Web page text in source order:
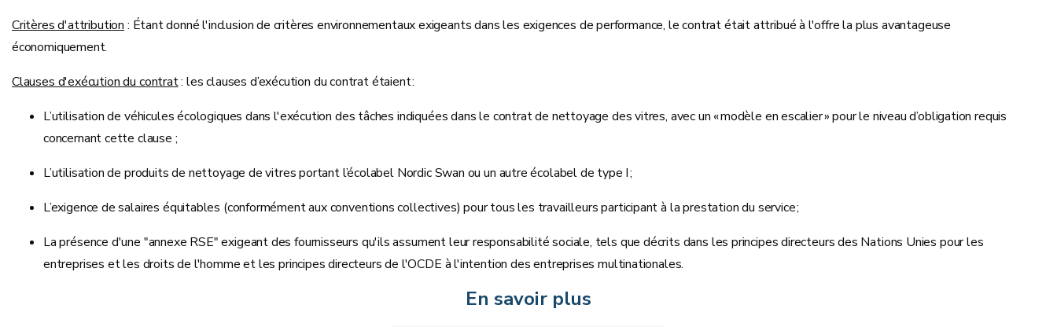
Critères d'attribution : Étant donné l'inclusion de critères environnementaux exigeants dans les exigences de performance, le contrat était attribué à l'offre la plus avantageuse
économiquement.
Clauses d'exécution du contrat: les clauses d’exécution du contrat étaient :
L’utilisation de véhicules écologiques dans l'exécution des tâches indiquées dans le contrat de nettoyage des vitres, avec un « modèle en escalier » pour le niveau d’obligation requis
concernant cette clause ;
L’utilisation de produits de nettoyage de vitres portant l’écolabel Nordic Swan ou un autre écolabel de type I ;
L’exigence de salaires équitables (conformément aux conventions collectives) pour tous les travailleurs participant à la prestation du service ;
La présence d'une "annexe RSE" exigeant des fournisseurs qu'ils assument leur responsabilité sociale, tels que décrits dans les principes directeurs des Nations Unies pour les
entreprises et les droits de l'homme et les principes directeurs de l'OCDE à l'intention des entreprises multinationales.
En savoir plus